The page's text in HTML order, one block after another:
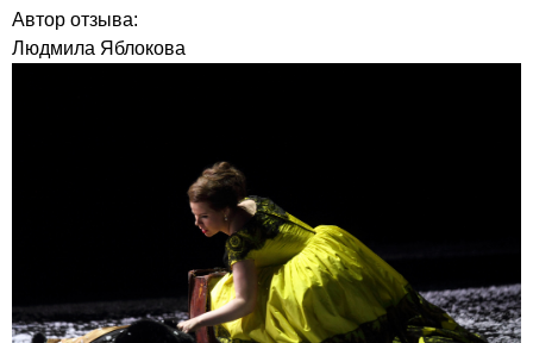
Автор отзыва:
Людмила Яблокова